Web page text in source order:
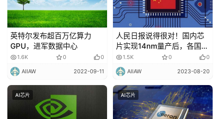
英特尔发布超百万亿算力
GPU，进军数据中心
1.6K 0 0
AIIAW 2022-09-11
人民日报说得很对！国内芯
片实现14nm量产后，各国一
反常态！
1.5K 0 0
AIIAW 2023-08-20
AI芯片 AI芯片